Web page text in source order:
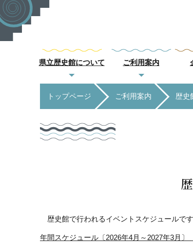
県立歴史館について ご利用案内
トップページ ご利用案内 歴史
歴史館で行われるイベントスケジュールで
年間スケジュール〔2026年4月～2027年3月〕